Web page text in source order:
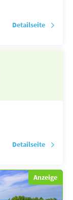
Detailseite
Detailseite
Anzeige